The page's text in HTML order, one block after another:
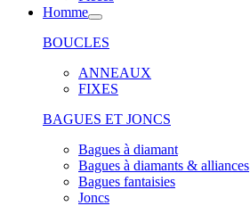
Homme
BOUCLES
ANNEAUX
FIXES
BAGUES ET JONCS
Bagues à diamant
Bagues à diamants & alliances
Bagues fantaisies
Joncs